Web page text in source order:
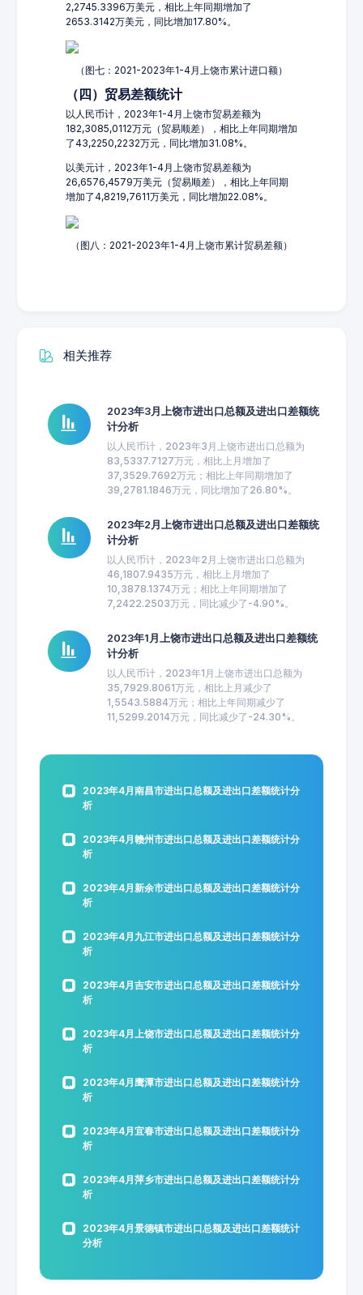
2,2745.3396万美元，相比上年同期增加了
2653.3142万美元，同比增加17.80%。
（图七：2021-2023年1-4月上饶市累计进口额）
（四）贸易差额统计
以人民币计，2023年1-4月上饶市贸易差额为
182,3085,0112万元（贸易顺差），相比上年同期增加
了43,2250,2232万元，同比增加31.08%。
以美元计，2023年1-4月上饶市贸易差额为
26,6576,4579万美元（贸易顺差），相比上年同期
增加了4,8219,7611万美元，同比增加22.08%。
（图八：2021-2023年1-4月上饶市累计贸易差额）
相关推荐
2023年3月上饶市进出口总额及进出口差额统
计分析
以人民币计，2023年3月上饶市进出口总额为
83,5337.7127万元，相比上月增加了
37,3529.7692万元；相比上年同期增加了
39,2781.1846万元，同比增加了26.80%。
2023年2月上饶市进出口总额及进出口差额统
计分析
以人民币计，2023年2月上饶市进出口总额为
46,1807.9435万元，相比上月增加了
10,3878.1374万元；相比上年同期增加了
7,2422.2503万元，同比减少了-4.90%。
2023年1月上饶市进出口总额及进出口差额统
计分析
以人民币计，2023年1月上饶市进出口总额为
35,7929.8061万元，相比上月减少了
1,5543.5884万元；相比上年同期减少了
11,5299.2014万元，同比减少了-24.30%。
2023年4月南昌市进出口总额及进出口差额统计分
析
2023年4月赣州市进出口总额及进出口差额统计分
析
2023年4月新余市进出口总额及进出口差额统计分
析
2023年4月九江市进出口总额及进出口差额统计分
析
2023年4月吉安市进出口总额及进出口差额统计分
析
2023年4月上饶市进出口总额及进出口差额统计分
析
2023年4月鹰潭市进出口总额及进出口差额统计分
析
2023年4月宜春市进出口总额及进出口差额统计分
析
2023年4月萍乡市进出口总额及进出口差额统计分
析
2023年4月景德镇市进出口总额及进出口差额统计
分析